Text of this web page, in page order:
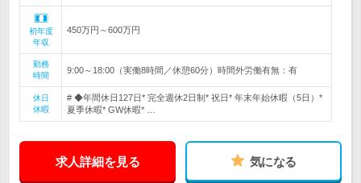
初年度
年収
450万円～600万円
勤務
時間
9:00～18:00（実働8時間／休憩60分）時間外労働有無：有
休日
休暇
# ◆年間休日127日* 完全週休2日制* 祝日* 年末年始休暇（5日）*
夏季休暇* GW休暇* …
求人詳細を見る 気になる